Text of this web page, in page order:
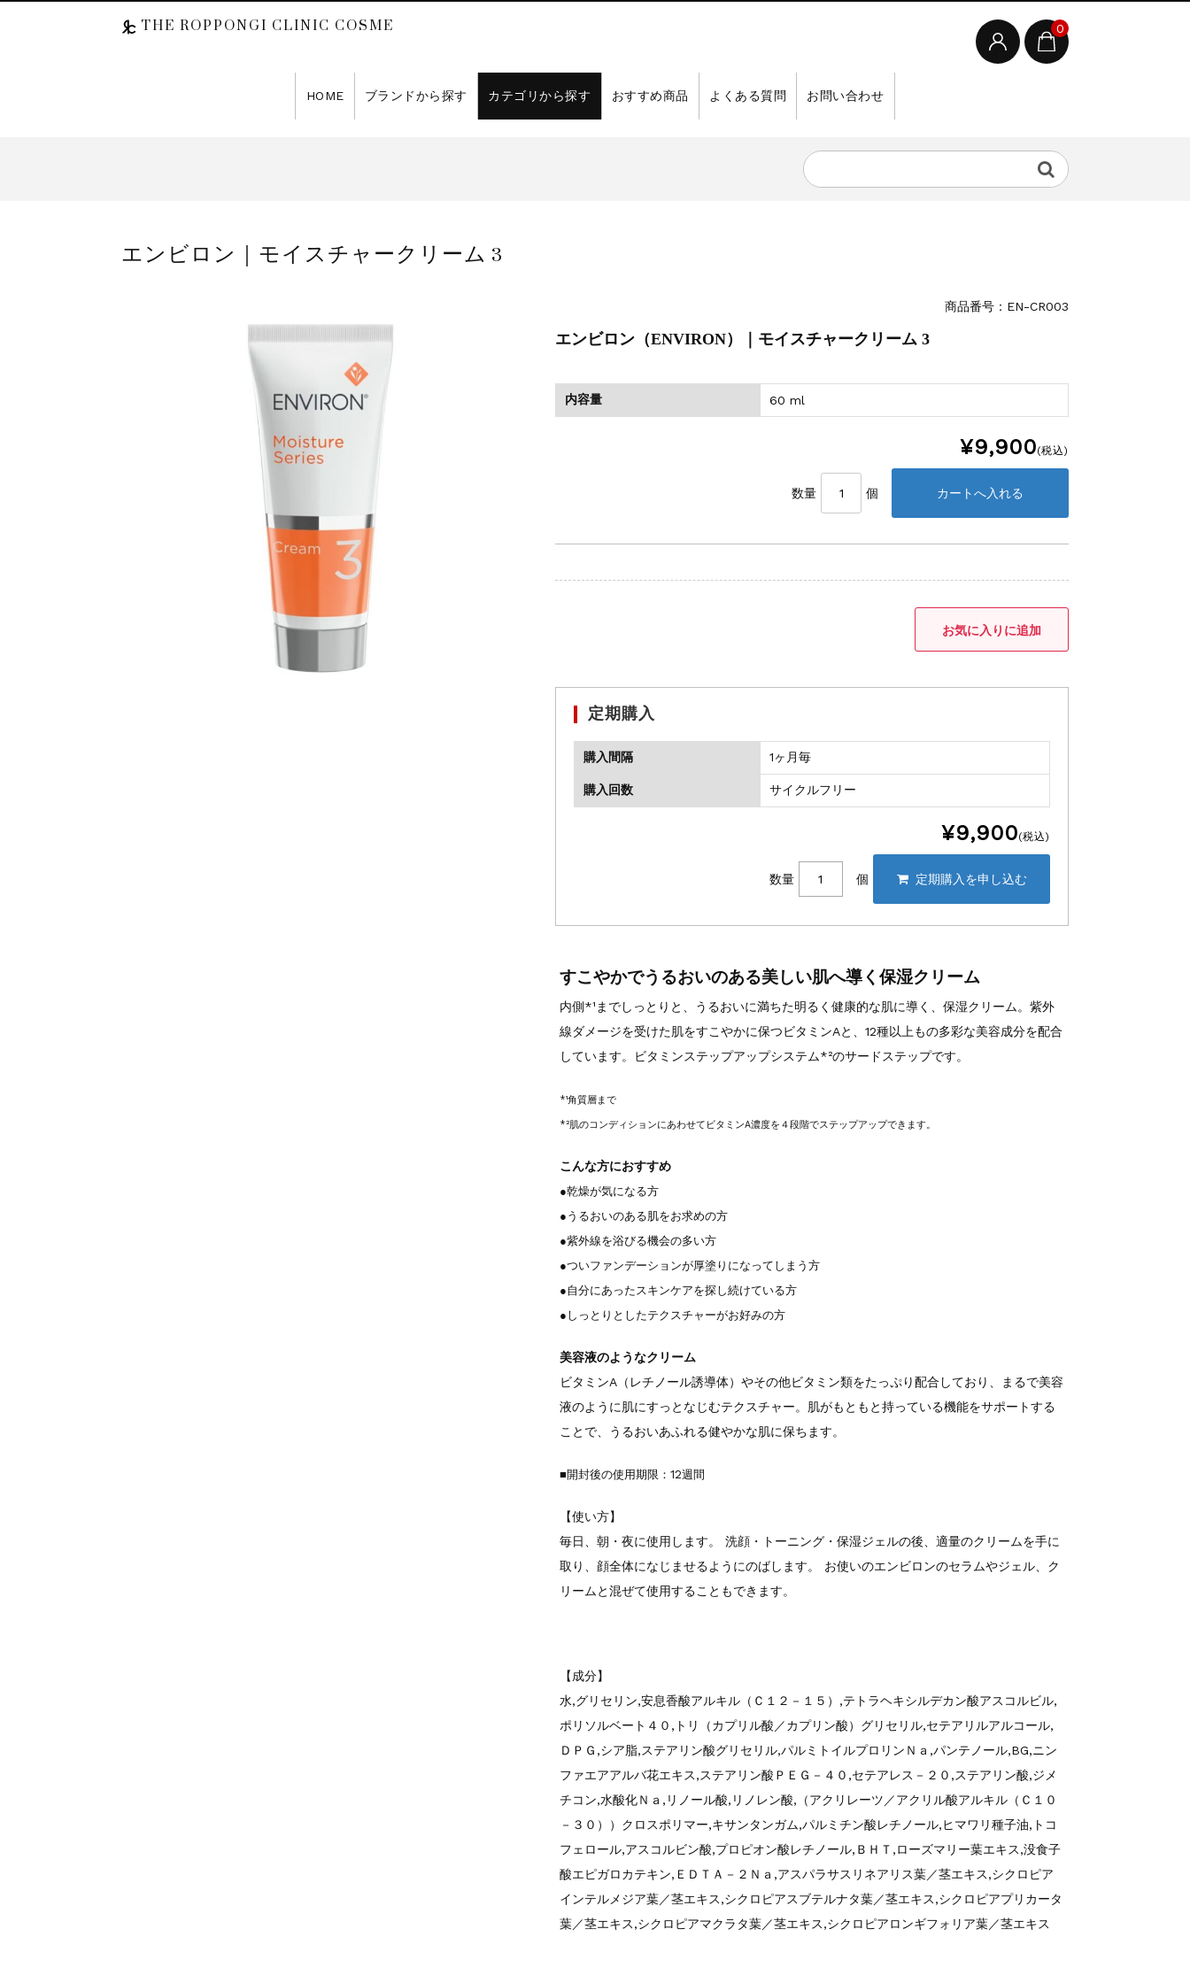
THE ROPPONGI CLINIC COSME 0
HOME ブランドから探す カテゴリから探す おすすめ商品 よくある質問 お問い合わせ
エンビロン｜モイスチャークリーム 3
商品番号：EN-CR003
エンビロン（ENVIRON）｜モイスチャークリーム 3
内容量 60 ml
¥9,900(税込)
数量 個
定期購入
購入間隔 1ヶ月毎
購入回数 サイクルフリー
¥9,900(税込)
数量 個
すこやかでうるおいのある美しい肌へ導く保湿クリーム
内側*¹までしっとりと、うるおいに満ちた明るく健康的な肌に導く、保湿クリーム。紫外
線ダメージを受けた肌をすこやかに保つビタミンAと、12種以上もの多彩な美容成分を配合
しています。ビタミンステップアップシステム*²のサードステップです。
*¹角質層まで
*²肌のコンディションにあわせてビタミンA濃度を４段階でステップアップできます。
こんな方におすすめ
●乾燥が気になる方
●うるおいのある肌をお求めの方
●紫外線を浴びる機会の多い方
●ついファンデーションが厚塗りになってしまう方
●自分にあったスキンケアを探し続けている方
●しっとりとしたテクスチャーがお好みの方
美容液のようなクリーム
ビタミンA（レチノール誘導体）やその他ビタミン類をたっぷり配合しており、まるで美容
液のように肌にすっとなじむテクスチャー。肌がもともと持っている機能をサポートする
ことで、うるおいあふれる健やかな肌に保ちます。
■開封後の使用期限：12週間
【使い方】
毎日、朝・夜に使用します。 洗顔・トーニング・保湿ジェルの後、適量のクリームを手に
取り、顔全体になじませるようにのばします。 お使いのエンビロンのセラムやジェル、ク
リームと混ぜて使用することもできます。
【成分】
水,グリセリン,安息香酸アルキル（Ｃ１２－１５）,テトラヘキシルデカン酸アスコルビル,
ポリソルベート４０,トリ（カプリル酸／カプリン酸）グリセリル,セテアリルアルコール,
ＤＰＧ,シア脂,ステアリン酸グリセリル,パルミトイルプロリンＮａ,パンテノール,BG,ニン
ファエアアルバ花エキス,ステアリン酸ＰＥＧ－４０,セテアレス－２０,ステアリン酸,ジメ
チコン,水酸化Ｎａ,リノール酸,リノレン酸,（アクリレーツ／アクリル酸アルキル（Ｃ１０
－３０））クロスポリマー,キサンタンガム,パルミチン酸レチノール,ヒマワリ種子油,トコ
フェロール,アスコルビン酸,プロピオン酸レチノール,ＢＨＴ,ローズマリー葉エキス,没食子
酸エピガロカテキン,ＥＤＴＡ－２Ｎａ,アスパラサスリネアリス葉／茎エキス,シクロピア
インテルメジア葉／茎エキス,シクロピアスブテルナタ葉／茎エキス,シクロピアプリカータ
葉／茎エキス,シクロピアマクラタ葉／茎エキス,シクロピアロンギフォリア葉／茎エキス